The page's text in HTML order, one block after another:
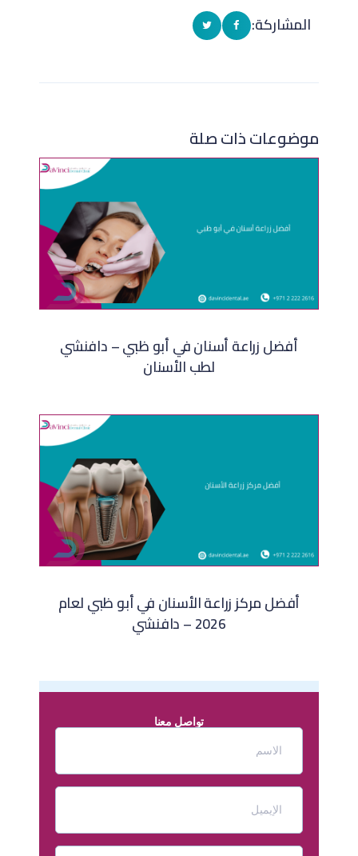
المشاركة:
موضوعات ذات صلة
أفضل زراعة أسنان في أبو ظبي – دافنشي
لطب الأسنان
أفضل مركز زراعة الأسنان في أبو ظبي لعام
2026 – دافنشي
تواصل معنا